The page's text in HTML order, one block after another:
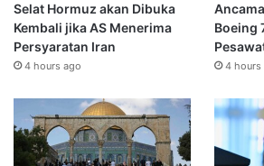
Selat Hormuz akan Dibuka
Kembali jika AS Menerima
Persyaratan Iran
4 hours ago
Boeing
4 hours